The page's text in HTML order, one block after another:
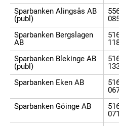
Sparbanken Alingsås AB
(publ)
Sparbanken Bergslagen
AB
Sparbanken Blekinge AB
(publ)
Sparbanken Eken AB
Sparbanken Göinge AB